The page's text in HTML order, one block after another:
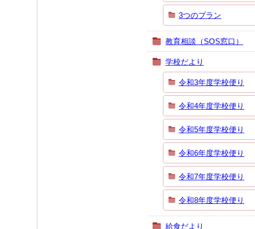
3つのプラン
教育相談（SOS窓口）
学校だより
令和3年度学校便り
令和4年度学校便り
令和5年度学校便り
令和6年度学校便り
令和7年度学校便り
令和8年度学校便り
給食だより